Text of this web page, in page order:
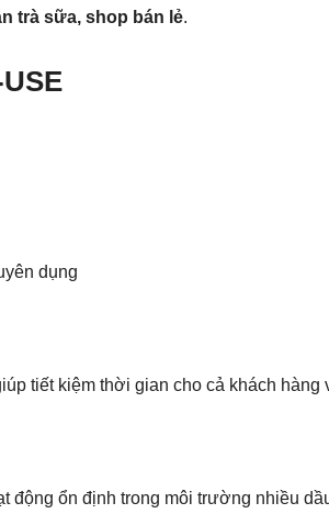
trà sữa, shop bán lẻ.
dụng
tiết kiệm thời gian cho cả khách hàng
động ổn định trong môi trường nhiều